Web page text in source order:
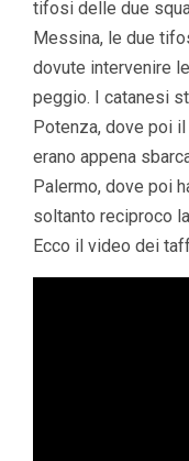
tifosi delle due
Messina, le due
dovute intervenire
peggio. I catanesi
Potenza, dove poi
erano appena
Palermo, dove poi
soltanto reciproco
Ecco il video dei